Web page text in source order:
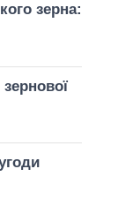
зерна: